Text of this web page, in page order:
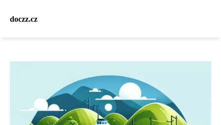
doczz.cz